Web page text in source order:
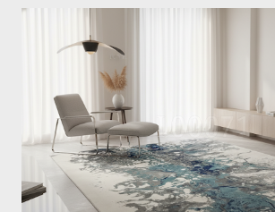
phòng và phong cách nội thất, giúp bạn dễ
thảm phù hợp nhất. Cách Chọn Kích Thước
Khách Chuẩn Theo Từng Loại Sofa (Kèm
sao kích thước thảm phòng khách lại quan
kế nội thất, thảm không chỉ có tác dụng
vai trò kết nối toàn bộ khu vực tiếp khách.
kích thước phù hợp sẽ tạo cảm giác cân
trà và các món đồ nội thất trở thành một